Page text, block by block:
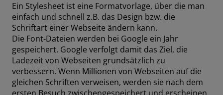
Ein Stylesheet ist eine Formatvorlage, über die man
einfach und schnell z.B. das Design bzw. die
Schriftart einer Webseite ändern kann.
Die Font-Dateien werden bei Google ein Jahr
gespeichert. Google verfolgt damit das Ziel, die
Ladezeit von Webseiten grundsätzlich zu
verbessern. Wenn Millionen von Webseiten auf die
gleichen Schriften verweisen, werden sie nach dem